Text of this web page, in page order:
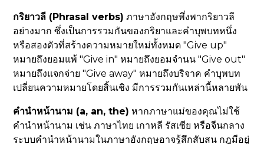
กริยาวลี (Phrasal verbs) ภาษาอังกฤษพึ่งพากริยาวลี
อย่างมาก ซึ่งเป็นการรวมกันของกริยาและคำบุพบทหนึ่ง
หรือสองตัวที่สร้างความหมายใหม่ทั้งหมด "Give up"
หมายถึงยอมแพ้ "Give in" หมายถึงยอมจำนน "Give out"
หมายถึงแจกจ่าย "Give away" หมายถึงบริจาค คำบุพบท
เปลี่ยนความหมายโดยสิ้นเชิง มีการรวมกันเหล่านี้หลายพัน
คำนำหน้านาม (a, an, the) หากภาษาแม่ของคุณไม่ใช้
คำนำหน้านาม เช่น ภาษาไทย เกาหลี รัสเซีย หรือจีนกลาง
ระบบคำนำหน้านามในภาษาอังกฤษอาจรู้สึกสับสน กฎมีอยู่